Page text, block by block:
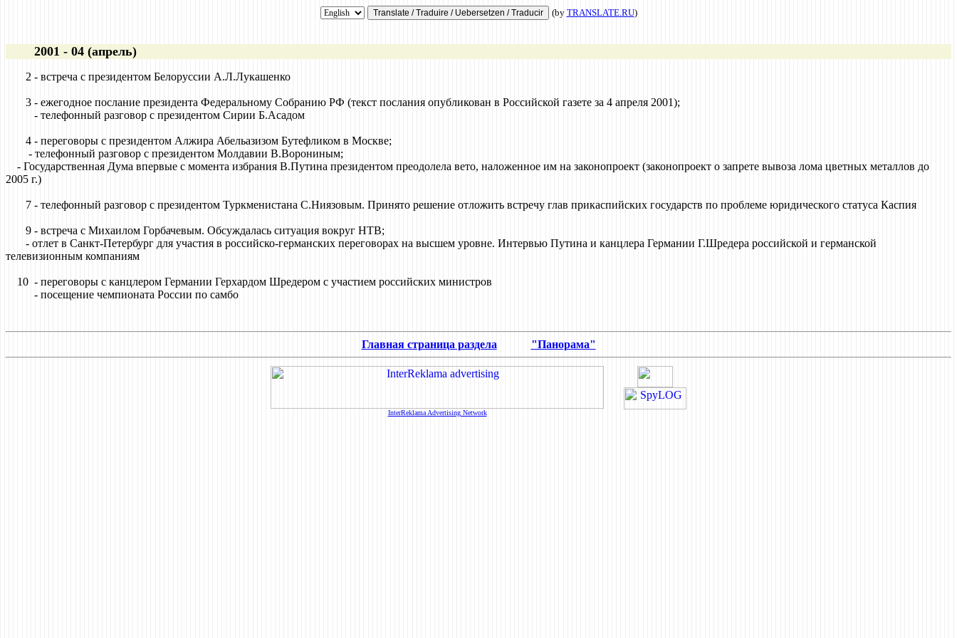
(by TRANSLATE.RU)
2001 - 04 (апрель)
2 - встреча с президентом Белоруссии А.Л.Лукашенко
3 - ежегодное послание президента Федеральному Собранию РФ (текст послания опубликован в Российской газете за 4 апреля 2001);
- телефонный разговор с президентом Сирии Б.Асадом
4 - переговоры с президентом Алжира Абельазизом Бутефликом в Москве;
- телефонный разговор с президентом Молдавии В.Ворониным;
- Государственная Дума впервые с момента избрания В.Путина президентом преодолела вето, наложенное им на законопроект (законопроект о запрете вывоза лома цветных металлов до
2005 г.)
7 - телефонный разговор с президентом Туркменистана С.Ниязовым. Принято решение отложить встречу глав прикаспийских государств по проблеме юридического статуса Каспия
9 - встреча с Михаилом Горбачевым. Обсуждалась ситуация вокруг НТВ;
- отлет в Санкт-Петербург для участия в российско-германских переговорах на высшем уровне. Интервью Путина и канцлера Германии Г.Шредера российской и германской
телевизионным компаниям
10 - переговоры с канцлером Германии Герхардом Шредером с участием российских министров
- посещение чемпионата России по самбо
Главная страница раздела "Панорама"
InterReklama Advertising Network